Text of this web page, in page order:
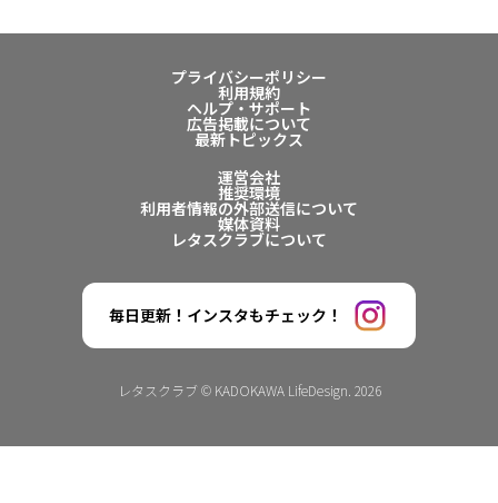
プライバシーポリシー
利用規約
ヘルプ・サポート
広告掲載について
最新トピックス
運営会社
推奨環境
利用者情報の外部送信について
媒体資料
レタスクラブについて
毎日更新！インスタもチェック！
レタスクラブ © KADOKAWA LifeDesign. 2026